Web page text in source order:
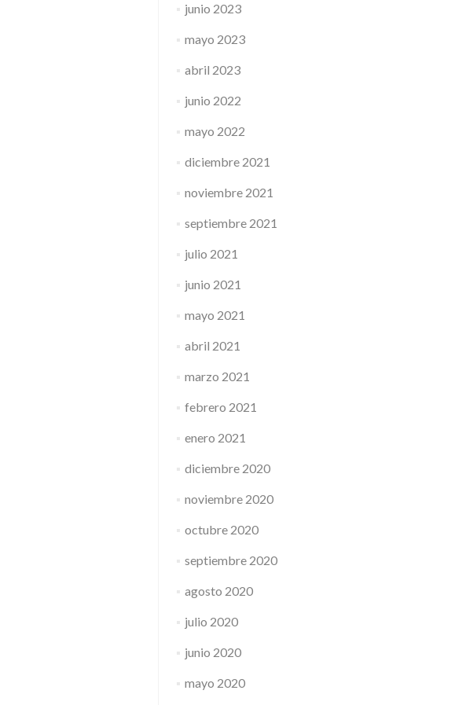
junio 2023
mayo 2023
abril 2023
junio 2022
mayo 2022
diciembre 2021
noviembre 2021
septiembre 2021
julio 2021
junio 2021
mayo 2021
abril 2021
marzo 2021
febrero 2021
enero 2021
diciembre 2020
noviembre 2020
octubre 2020
septiembre 2020
agosto 2020
julio 2020
junio 2020
mayo 2020